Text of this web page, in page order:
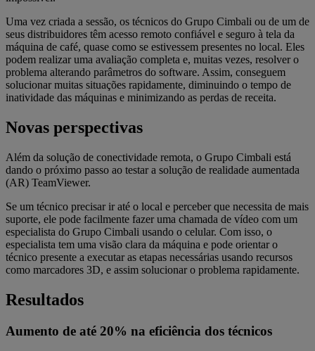
Uma vez criada a sessão, os técnicos do Grupo Cimbali ou de um de
seus distribuidores têm acesso remoto confiável e seguro à tela da
máquina de café, quase como se estivessem presentes no local. Eles
podem realizar uma avaliação completa e, muitas vezes, resolver o
problema alterando parâmetros do software. Assim, conseguem
solucionar muitas situações rapidamente, diminuindo o tempo de
inatividade das máquinas e minimizando as perdas de receita.
Novas perspectivas
Além da solução de conectividade remota, o Grupo Cimbali está
dando o próximo passo ao testar a solução de realidade aumentada
(AR) TeamViewer.
Se um técnico precisar ir até o local e perceber que necessita de mais
suporte, ele pode facilmente fazer uma chamada de vídeo com um
especialista do Grupo Cimbali usando o celular. Com isso, o
especialista tem uma visão clara da máquina e pode orientar o
técnico presente a executar as etapas necessárias usando recursos
como marcadores 3D, e assim solucionar o problema rapidamente.
Resultados
Aumento de até 20% na eficiência dos técnicos